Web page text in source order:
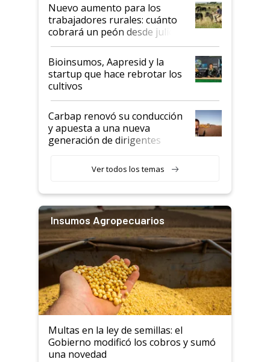
Nuevo aumento para los
trabajadores rurales: cuánto
cobrará un peón desde julio
Bioinsumos, Aapresid y la
startup que hace rebrotar los
cultivos
Carbap renovó su conducción
y apuesta a una nueva
generación de dirigentes
Ver todos los temas
Insumos Agropecuarios
Multas en la ley de semillas: el
Gobierno modificó los cobros y sumó
una novedad